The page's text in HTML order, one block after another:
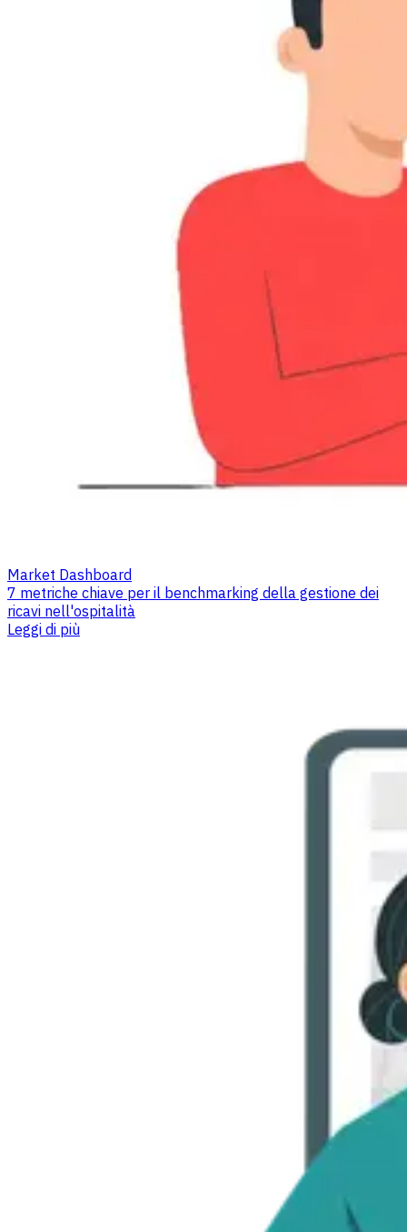
Market Dashboard
7 metriche chiave per il benchmarking della gestione dei
ricavi nell'ospitalità
Leggi di più